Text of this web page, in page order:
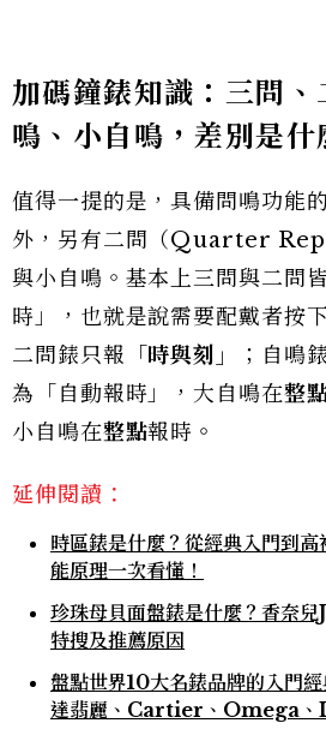
加碼鐘錶知識：三問、
鳴、小自鳴，差別是什
值得一提的是，具備問鳴功能
外，另有二問（Quarter
與小自鳴。基本上三問與二問
時」，也就是說需要配戴者按
二問錶只報「 時與刻」
；自鳴
為「自動報時」，大自鳴在整
小自鳴在整點報時 。
延伸閱讀：
時區錶是什麼？從經典入門到
能原理一次看懂！
珍珠母貝面盤錶是什麼？香奈
特搜及推薦原因
盤點世界10大名錶品牌的入門
達翡麗、Cartier、Omega